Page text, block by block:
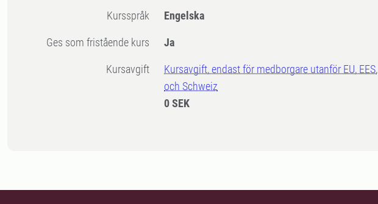
Kursspråk Engelska
Ges som fristående kurs Ja
Kursavgift
Kursavgift, endast för medborgare utanför EU, EES,
och Schweiz
0 SEK